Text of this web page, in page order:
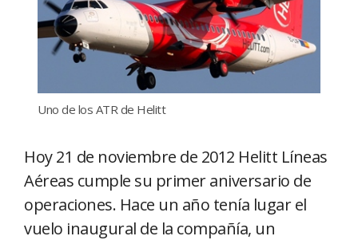
Uno de los ATR de Helitt
Hoy 21 de noviembre de 2012 Helitt Líneas
Aéreas cumple su primer aniversario de
operaciones. Hace un año tenía lugar el
vuelo inaugural de la compañía, un